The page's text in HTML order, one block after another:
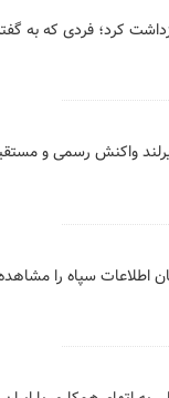
کرد؛ فردی که به
واکنش رسمی و
اطلاعات سپاه را